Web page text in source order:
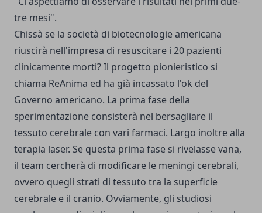
tre mesi".
Chissà se la società di biotecnologie americana
riuscirà nell'impresa di resuscitare i 20 pazienti
clinicamente morti? Il progetto pionieristico si
chiama ReAnima ed ha già incassato l'ok del
Governo americano. La prima fase della
sperimentazione consisterà nel bersagliare il
tessuto cerebrale con vari farmaci. Largo inoltre alla
terapia laser. Se questa prima fase si rivelasse vana,
il team cercherà di modificare le meningi cerebrali,
ovvero quegli strati di tessuto tra la superficie
cerebrale e il cranio. Ovviamente, gli studiosi